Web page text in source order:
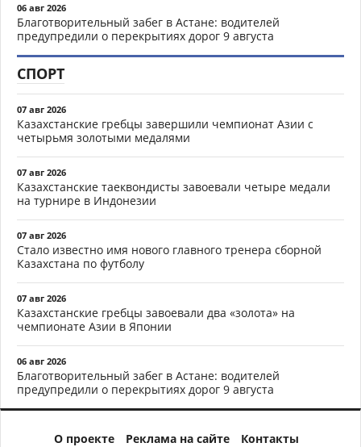
06 авг 2026
Благотворительный забег в Астане: водителей
предупредили о перекрытиях дорог 9 августа
СПОРТ
07 авг 2026
Казахстанские гребцы завершили чемпионат Азии с
четырьмя золотыми медалями
07 авг 2026
Казахстанские таеквондисты завоевали четыре медали
на турнире в Индонезии
07 авг 2026
Стало известно имя нового главного тренера сборной
Казахстана по футболу
07 авг 2026
Казахстанские гребцы завоевали два «золота» на
чемпионате Азии в Японии
06 авг 2026
Благотворительный забег в Астане: водителей
предупредили о перекрытиях дорог 9 августа
О проекте Реклама на сайте Контакты